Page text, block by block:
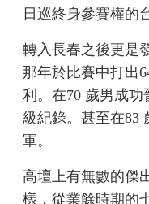
日巡終身參賽權的
轉入長春之後更是
那年於比賽中打出
利。在70 歲男成
級紀錄。甚至在83
軍。
高壇上有無數的傑
樣，從業餘時期的